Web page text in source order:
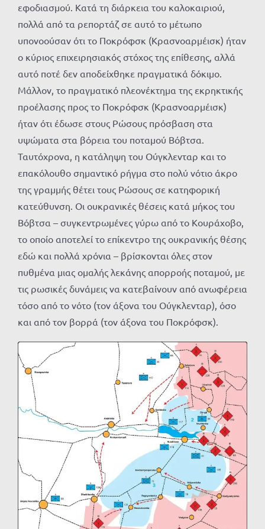
εφοδιασμού. Κατά τη διάρκεια του καλοκαιριού,
πολλά από τα ρεπορτάζ σε αυτό το μέτωπο
υπονοούσαν ότι το Ποκρόφσκ (Κρασνοαρμέισκ) ήταν
ο κύριος επιχειρησιακός στόχος της επίθεσης, αλλά
αυτό ποτέ δεν αποδείχθηκε πραγματικά δόκιμο.
Μάλλον, το πραγματικό πλεονέκτημα της εκρηκτικής
προέλασης προς το Ποκρόφσκ (Κρασνοαρμέισκ)
ήταν ότι έδωσε στους Ρώσους πρόσβαση στα
υψώματα στα βόρεια του ποταμού Βόβτσα.
Ταυτόχρονα, η κατάληψη του Ούγκλενταρ και το
επακόλουθο σημαντικό ρήγμα στο πολύ νότιο άκρο
της γραμμής θέτει τους Ρώσους σε κατηφορική
κατεύθυνση. Οι ουκρανικές θέσεις κατά μήκος του
Βόβτσα – συγκεντρωμένες γύρω από το Κουράχοβο,
το οποίο αποτελεί το επίκεντρο της ουκρανικής θέσης
εδώ και πολλά χρόνια – βρίσκονται όλες στον
πυθμένα μιας ομαλής λεκάνης απορροής ποταμού, με
τις ρωσικές δυνάμεις να κατεβαίνουν από ανωφέρεια
τόσο από το νότο (τον άξονα του Ούγκλενταρ), όσο
και από τον βορρά (τον άξονα του Ποκρόφσκ).